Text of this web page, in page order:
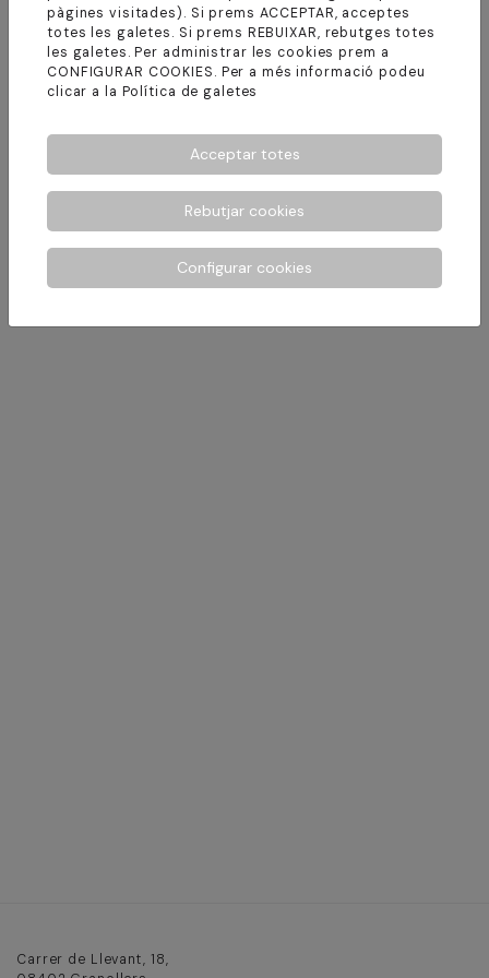
De dilluns a dijous de 8:30 a
de 8:30 a 14 h
Carrer de Llevant, 18,
pàgines visitades). Si prems ACCEPTAR, acceptes
totes les galetes. Si prems REBUIXAR, rebutges totes
les galetes. Per administrar les cookies prem a
CONFIGURAR COOKIES. Per a més informació podeu
clicar a la Política de galetes
Acceptar totes
Rebutjar cookies
Configurar cookies